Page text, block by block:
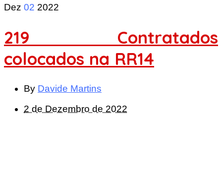
Dez 02 2022
219 Contratados
colocados na RR14
By Davide Martins
2 de Dezembro de 2022